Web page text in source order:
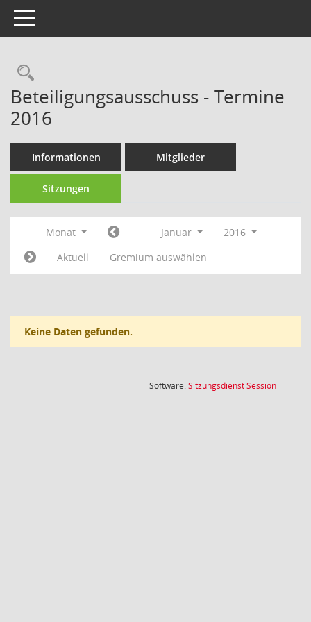
Toggle navigation
Rechercheauswahl
Beteiligungsausschuss - Termine
2016
Informationen Mitglieder
Sitzungen
Monat Januar
2016
Aktuell
Gremium auswählen
Keine Daten gefunden.
Software:SitzungsdienstSession(Wird in